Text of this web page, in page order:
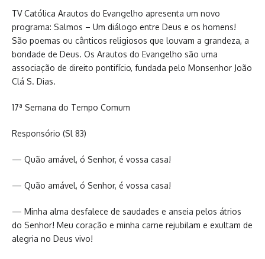
TV Católica Arautos do Evangelho apresenta um novo
programa: Salmos – Um diálogo entre Deus e os homens!
São poemas ou cânticos religiosos que louvam a grandeza, a
bondade de Deus. Os Arautos do Evangelho são uma
associação de direito pontifício, fundada pelo Monsenhor João
Clá S. Dias.
17ª Semana do Tempo Comum
Responsório (Sl 83)
— Quão amável, ó Senhor, é vossa casa!
— Quão amável, ó Senhor, é vossa casa!
— Minha alma desfalece de saudades e anseia pelos átrios
do Senhor! Meu coração e minha carne rejubilam e exultam de
alegria no Deus vivo!